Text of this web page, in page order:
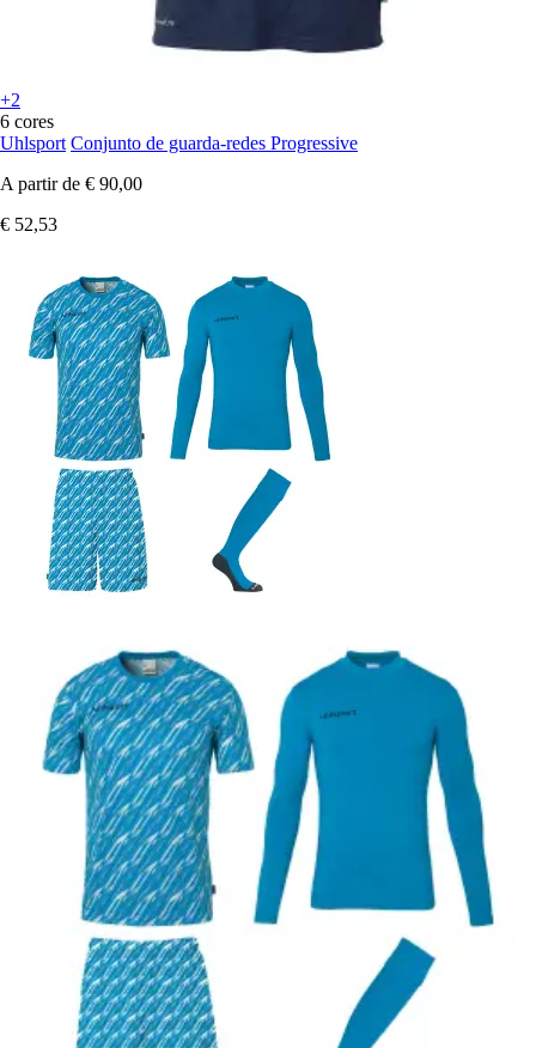
+2
6 cores
Uhlsport Conjunto de guarda-redes Progressive
A partir de € 90,00
€ 52,53